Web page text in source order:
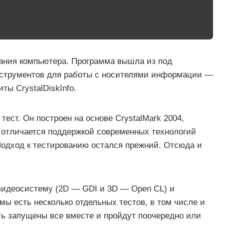
компьютера. Программа вышла из под
для работы с носителями информации —
CrystalDiskInfo.
Он построен на основе CrystalMark 2004,
поддержкой современных технологий
к тестированию остался прежний. Отсюда и
(2D — GDI и 3D — Open CL) и
есть несколько отдельных тестов, в том числе и
запущены все вместе и пройдут поочередно или